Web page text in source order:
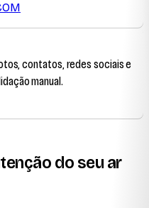
contatos, redes sociais e
manual.
do seu ar